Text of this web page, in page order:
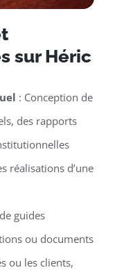
sur Héric
: Conception de
des rapports
réalisations d’une
guides
ou documents
ou les clients,